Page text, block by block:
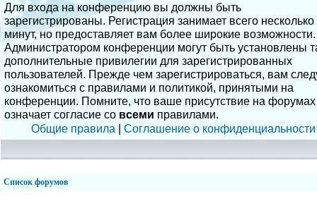
Для входа на конференцию вы должны быть
зарегистрированы. Регистрация занимает всего несколько
минут, но предоставляет вам более широкие возможности.
Администратором конференции могут быть установлены
дополнительные привилегии для зарегистрированных
пользователей. Прежде чем зарегистрироваться, вам
ознакомиться с правилами и политикой, принятыми на
конференции. Помните, что ваше присутствие на форумах
означает согласие со всеми правилами.
Общие правила | Соглашение о конфиденциальности
Список форумов